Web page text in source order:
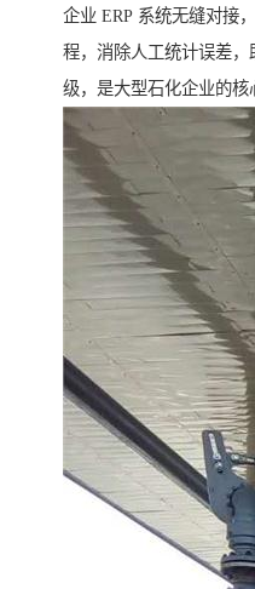
企业 ERP 系统无缝对接
程，消除人工统计误差
级，是大型石化企业的核